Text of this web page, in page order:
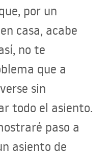
por un
casa, acabe
no te
que a
sin
todo el asiento.
paso a
asiento de